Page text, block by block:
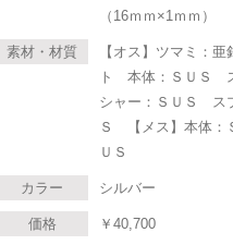
（16ｍｍ×1ｍｍ）
素材・材質
【オス】ツマミ：亜
ト 本体：ＳＵＳ
シャー：ＳＵＳ ス
Ｓ 【メス】本体：
ＵＳ
カラー シルバー
価格 ￥ 40,700